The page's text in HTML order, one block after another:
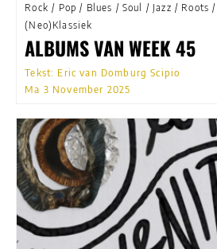
Rock / Pop / Blues / Soul / Jazz / Roots /
(Neo)Klassiek
ALBUMS VAN WEEK 45
Tekst: Eric van Domburg Scipio
Ma 3 November 2025